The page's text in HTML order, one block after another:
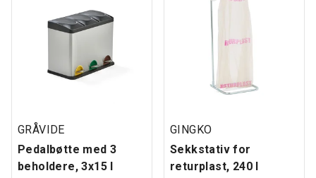
GRÅVIDE
Pedalbøtte med 3
beholdere, 3x15 l
GINGKO
Sekkstativ for
returplast, 240 l